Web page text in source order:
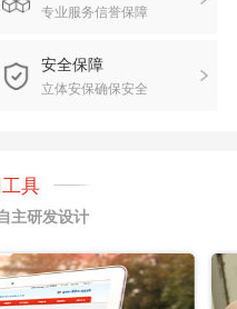
专业服务信誉保障
安全保障
立体安保确保安全
具
主研发设计